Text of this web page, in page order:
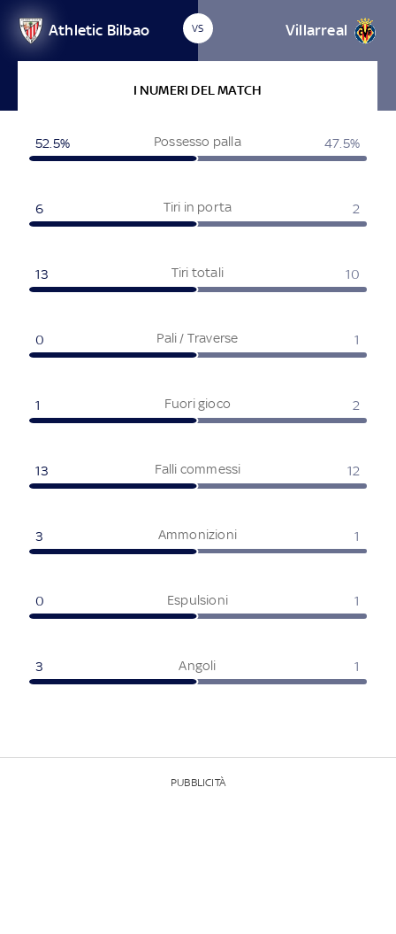
Athletic Bilbao VS Villarreal
I NUMERI DEL MATCH
Possesso palla
52.5% 47.5%
Tiri in porta
6 2
Tiri totali
13 10
Pali / Traverse
0 1
Fuori gioco
1 2
Falli commessi
13 12
Ammonizioni
3 1
Espulsioni
0 1
Angoli
3 1
PUBBLICITÀ